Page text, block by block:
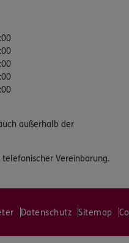
außerhalb der
Vereinbarung.
Datenschutz Sitemap